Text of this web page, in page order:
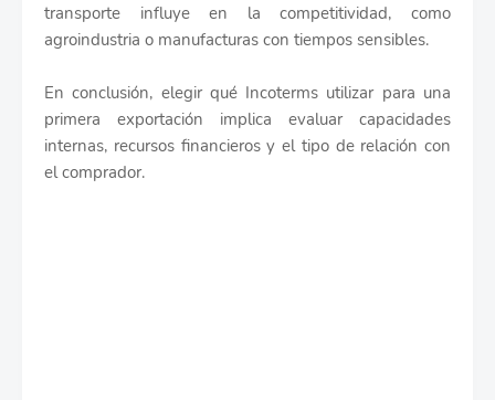
transporte influye en la competitividad, como
agroindustria o manufacturas con tiempos sensibles.
En conclusión, elegir qué Incoterms utilizar para una
primera exportación implica evaluar capacidades
internas, recursos financieros y el tipo de relación con
el comprador.